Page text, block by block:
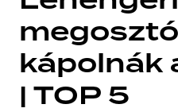
budapest
kápolnák
| TOP 5